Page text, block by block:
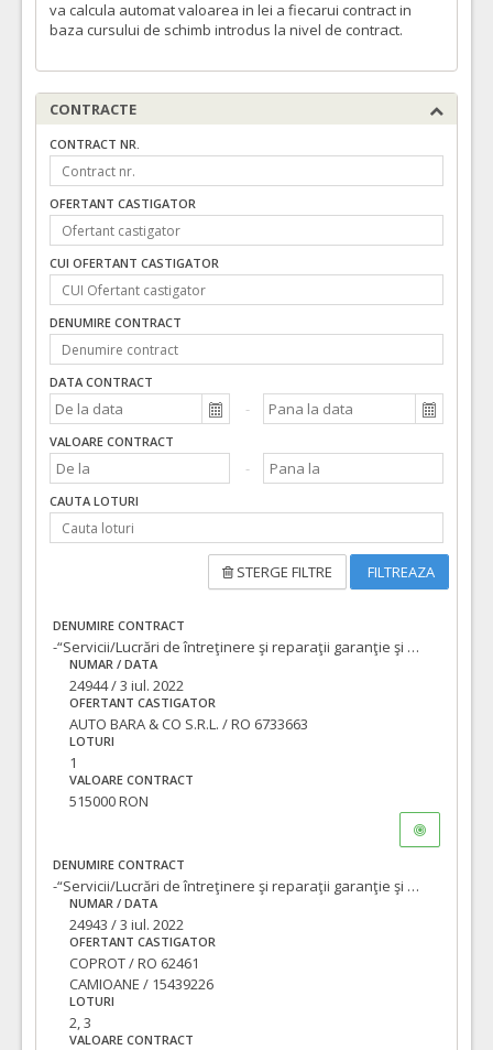
50114100-8 Servicii de reparare a camioanelor (Rev.2)
VALOAREA ESTIMATA FARA
TVA:
Formularul utilajelor disponibile pentru contract
Achizitia se refera la un proiect in care se solicita
operatorilor economici sa declare utilajele pe care le vor
utliza in derularea contractului (conform HG NR.342/2022)
Da Nu
va calcula automat valoarea in lei a fiecarui contract in
baza cursului de schimb introdus la nivel de contract.
CONTRACTE
CONTRACT NR.
OFERTANT CASTIGATOR
CUI OFERTANT CASTIGATOR
DENUMIRE CONTRACT
DATA CONTRACT
VALOARE CONTRACT
CAUTA LOTURI
STERGE FILTRE FILTREAZA
DENUMIRE CONTRACT
-“Servicii/Lucrări de întreţinere şi reparaţii garanţie şi postgaranţie a autovehiculelor si echipamentelor conexe” lotizat, din dotarea S.C. COMPANIA DE APĂ ORADEA S.A. –loturile 1, 2, 3, 4 si 5, - LOTUL 1 Automobilelor, < 3.5 to, DACIA, RENAULT, CITROEN, PEUGEOT, WOLSWAGEN, OPEL, SKODA
NUMAR / DATA
24944 / 3 iul. 2022
OFERTANT CASTIGATOR
AUTO BARA & CO S.R.L. / RO 6733663
LOTURI
1
VALOARE CONTRACT
515000 RON
DENUMIRE CONTRACT
-“Servicii/Lucrări de întreţinere şi reparaţii garanţie şi postgaranţie a autovehiculelor si echipamentelor conexe” lotizat, din dotarea S.C. COMPANIA DE APĂ ORADEA S.A. –loturile 1, 2, 3, 4 si 5 - - LOTUL 2 - Autocamioane (basculante, automacara, autocisterna si autospeciale cu suprastructuri de vidanjat si curatat conducte de apa, ) RENAULT, IVECO, ROMAN, si LOTUL 3 - Automobile, > 3.5 to, MAN, DAF, MERCEDES vor fi în conformitate cu obligaţiile
NUMAR / DATA
24943 / 3 iul. 2022
OFERTANT CASTIGATOR
COPROT / RO 62461
CAMIOANE / 15439226
LOTURI
2, 3
VALOARE CONTRACT